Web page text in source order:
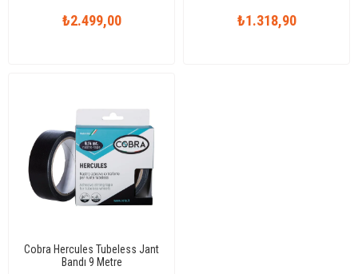
₺2.499,00 ₺1.318,90
Cobra Hercules Tubeless Jant
Bandı 9 Metre